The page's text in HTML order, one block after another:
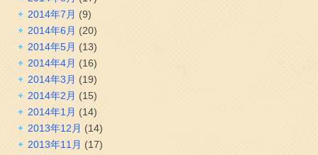
2014年7月 (9)
2014年6月 (20)
2014年5月 (13)
2014年4月 (16)
2014年3月 (19)
2014年2月 (15)
2014年1月 (14)
2013年12月 (14)
2013年11月 (17)